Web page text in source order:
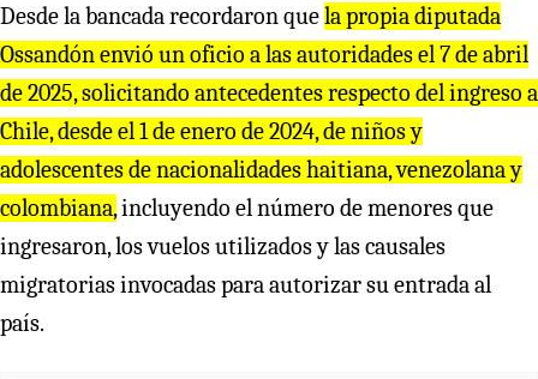
Desde la bancada recordaron quela propia diputada
Ossandón envió un oficio a las autoridades el 7 de abril
de 2025, solicitando antecedentes respecto del ingreso a
Chile, desde el 1 de enero de 2024, de niños y
adolescentes de nacionalidades haitiana, venezolana y
colombiana,incluyendo el número de menores que
ingresaron, los vuelos utilizados y las causales
migratorias invocadas para autorizar su entrada al
país.